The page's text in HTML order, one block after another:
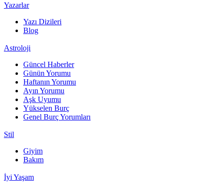
Yazarlar
Yazı Dizileri
Blog
Astroloji
Güncel Haberler
Günün Yorumu
Haftanın Yorumu
Ayın Yorumu
Aşk Uyumu
Yükselen Burç
Genel Burç Yorumları
Stil
Giyim
Bakım
İyi Yaşam